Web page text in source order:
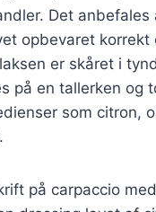
Det anbefales
opbevaret korrekt
er skåret i
på en tallerken og
som citron,
på carpaccio